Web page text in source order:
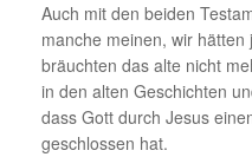
Auch mit den beiden
manche meinen, wir
bräuchten das alte nicht
in den alten Geschichten
dass Gott durch Jesus
geschlossen hat.